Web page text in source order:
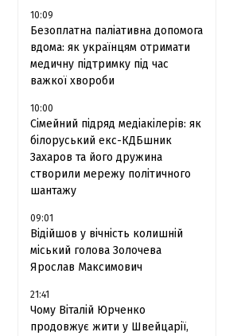
10:09
Безоплатна паліативна допомога
вдома: як українцям отримати
медичну підтримку під час
важкої хвороби
10:00
Сімейний підряд медіакілерів: як
білоруський екс-КДБшник
Захаров та його дружина
створили мережу політичного
шантажу
09:01
Відійшов у вічність колишній
міський голова Золочева
Ярослав Максимович
21:41
Чому Віталій Юрченко
продовжує жити у Швейцарії,